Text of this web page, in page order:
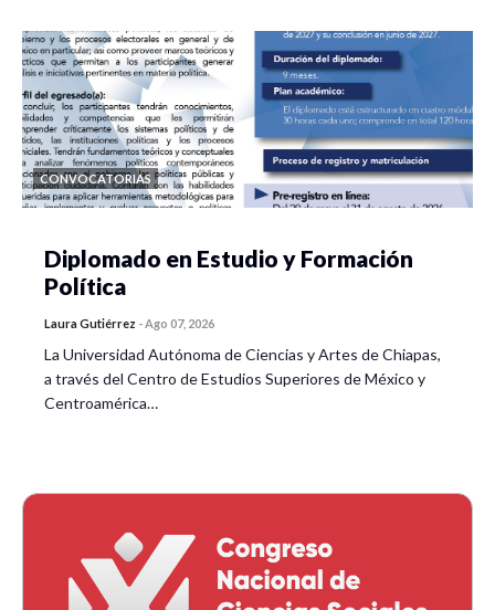
Moderador y relator:Ricardo Vega Ruiz (UNAM-UAZ)
CONVOCATORIAS
Diplomado en Estudio y Formación
Política
Laura Gutiérrez -Ago 07, 2026
La Universidad Autónoma de Ciencias y Artes de Chiapas,
a través del Centro de Estudios Superiores de México y
Centroamérica…